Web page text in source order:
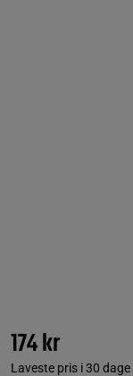
174 kr
Laveste pris i 30 dage